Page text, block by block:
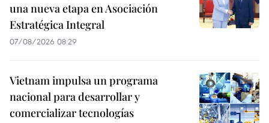
una nueva etapa en Asociación
Estratégica Integral
07/08/2026 08:29
Vietnam impulsa un programa
nacional para desarrollar y
comercializar tecnologías